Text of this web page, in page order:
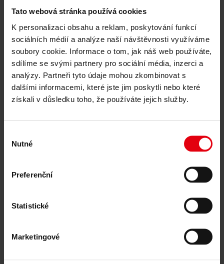
Tato webová stránka používá cookies
K personalizaci obsahu a reklam, poskytování funkcí
sociálních médií a analýze naší návštěvnosti využíváme
soubory cookie. Informace o tom, jak náš web používáte,
sdílíme se svými partnery pro sociální média, inzerci a
analýzy. Partneři tyto údaje mohou zkombinovat s
dalšími informacemi, které jste jim poskytli nebo které
získali v důsledku toho, že používáte jejich služby.
souhlasu
Nutné
Preferenční
Statistické
Marketingové
Redesign interiéru pro centra krevní plazmy pod značkou BIO
LIFE
CMb.industries spolu s DELTA Group představily v Ostravě
vizi transformace brownfieldů
DELTA realizuje projekt EIB: modernizace vzdělávání na